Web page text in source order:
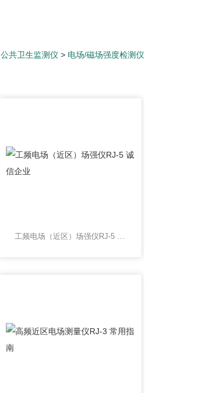
公共卫生监测仪 > 电场/磁场强度检测仪
工频电场（近区）场强仪RJ-5 诚信企业